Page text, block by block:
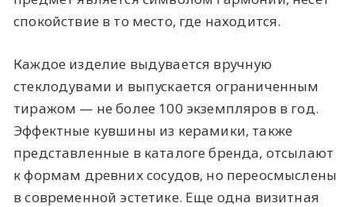
спокойствие в то место, где находится.
Каждое изделие выдувается вручную
стеклодувами и выпускается ограниченным
тиражом — не более 100 экземпляров в год.
Эффектные кувшины из керамики, также
представленные в каталоге бренда, отсылают
к формам древних сосудов, но переосмыслены
в современной эстетике. Еще одна визитная